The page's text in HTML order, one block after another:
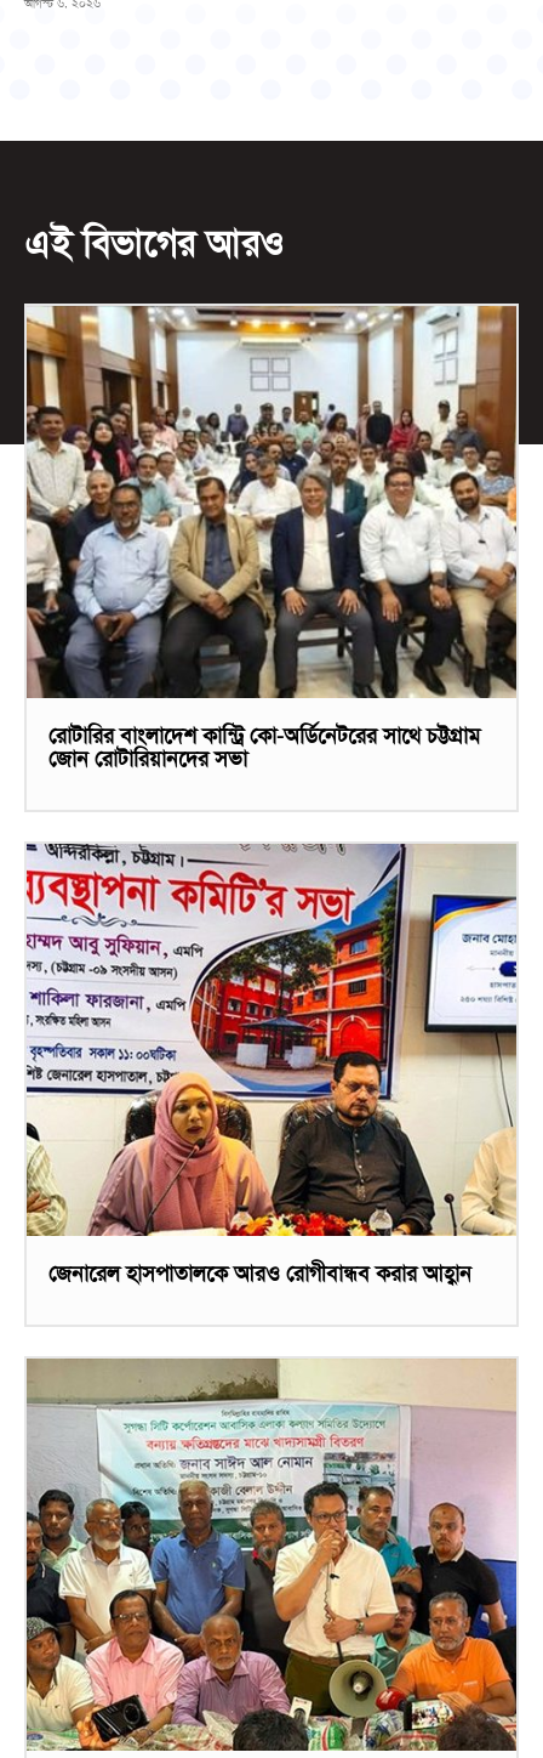
এই বিভাগের আরও
রোটারির বাংলাদেশ কান্ট্রি কো-অর্ডিনেটরের সাথে চট্টগ্রাম
জোন রোটারিয়ানদের সভা
জেনারেল হাসপাতালকে আরও রোগীবান্ধব করার আহ্বান